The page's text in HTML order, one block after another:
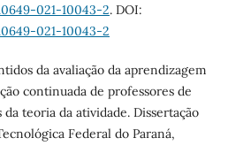
021-10043-2. DOI:
021-10043-2
da avaliação da aprendizagem
continuada de professores de
teoria da atividade. Dissertação
Federal do Paraná,